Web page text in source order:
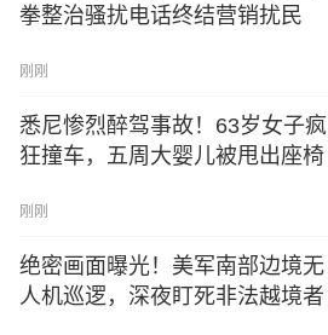
拳整治骚扰电话终结营销扰民
刚刚
悉尼惨烈醉驾事故！63岁女子疯
狂撞车，五周大婴儿被甩出座椅
刚刚
绝密画面曝光！美军南部边境无
人机巡逻，深夜盯死非法越境者